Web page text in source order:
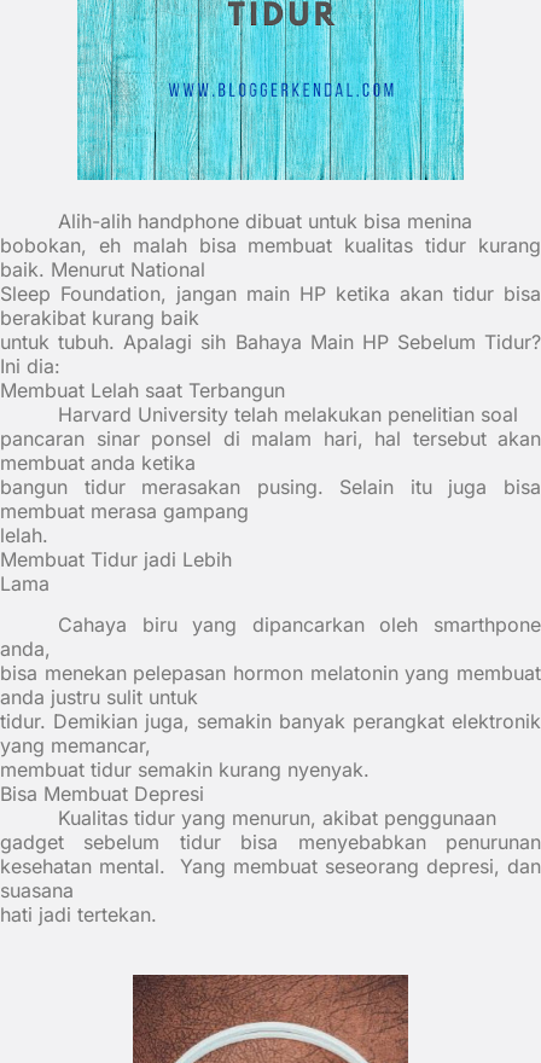
Alih-alih handphone dibuat untuk bisa menina
bobokan, eh malah bisa membuat kualitas tidur kurang
baik. Menurut National
Sleep Foundation, jangan main HP ketika akan tidur bisa
berakibat kurang baik
untuk tubuh. Apalagi sih Bahaya Main HP Sebelum Tidur?
Ini dia:
Membuat Lelah saat Terbangun
Harvard University telah melakukan penelitian soal
pancaran sinar ponsel di malam hari, hal tersebut akan
membuat anda ketika
bangun tidur merasakan pusing. Selain itu juga bisa
membuat merasa gampang
lelah.
Membuat Tidur jadi Lebih
Lama
Cahaya biru yang dipancarkan oleh smarthpone
anda,
bisa menekan pelepasan hormon melatonin yang membuat
anda justru sulit untuk
tidur. Demikian juga, semakin banyak perangkat elektronik
yang memancar,
membuat tidur semakin kurang nyenyak.
Bisa Membuat Depresi
Kualitas tidur yang menurun, akibat penggunaan
gadget sebelum tidur bisa menyebabkan penurunan
kesehatan mental.
Yang membuat seseorang depresi, dan
suasana
hati jadi tertekan.